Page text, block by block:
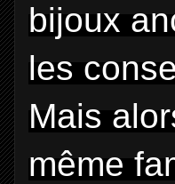
bijoux
les
Mais
même